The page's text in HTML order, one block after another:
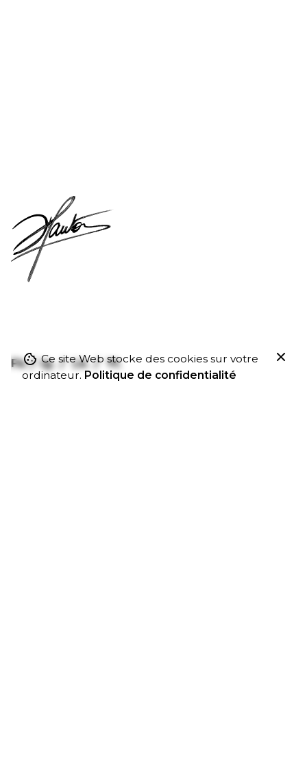
Couleurs
1 900€
Fb./ Ig. /Lk./ Yt.
Ce site Web stocke des cookies sur votre
ordinateur. Politique de confidentialité